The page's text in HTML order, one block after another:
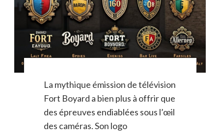
La mythique émission de télévision
Fort Boyard a bien plus à offrir que
des épreuves endiablées sous l’œil
des caméras. Son logo